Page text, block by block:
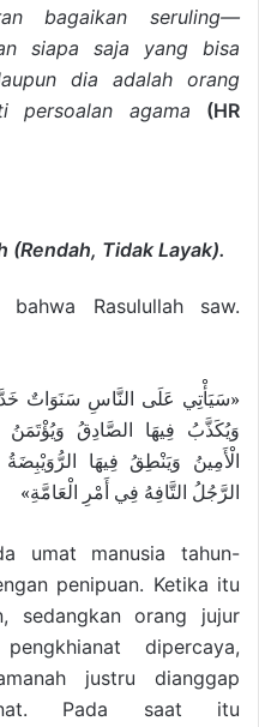
bagaikan seruling—
siapa saja yang bisa
dia adalah orang
persoalan agama
(HR
(Rendah, Tidak Layak).
Rasulullah saw.
«سَيَأْتِي عَلَى النَّاسِ سَنَوَاتٌ
وَيُكَذَّبُ فِيهَا الصَّادِقُ وَيُؤْتَمَنُ
الْأَمِينُ وَيَنْطِقُ فِيهَا
الرَّجُلُ التَّافِهُ فِي أَمْرِ الْعَامَّةِ»
umat manusia tahun-
penipuan. Ketika itu
sedangkan orang jujur
dipercaya,
justru dianggap
Pada saat itu